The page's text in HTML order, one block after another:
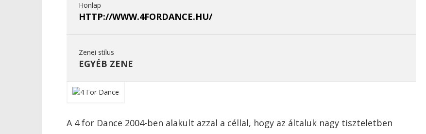
Honlap
HTTP://WWW.4FORDANCE.HU/
Zenei stílus
EGYÉB ZENE
A 4 for Dance 2004-ben alakult azzal a céllal, hogy az általuk nagy tiszteletben